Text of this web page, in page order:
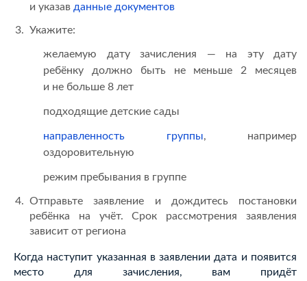
и указав данные документов
Укажите:
желаемую дату зачисления — на эту дату
ребёнку должно быть не меньше 2 месяцев
и не больше 8 лет
подходящие детские сады
направленность группы, например
оздоровительную
режим пребывания в группе
Отправьте заявление и дождитесь постановки
ребёнка на учёт. Срок рассмотрения заявления
зависит от региона
Когда наступит указанная в заявлении дата и появится
место для зачисления, вам придёт